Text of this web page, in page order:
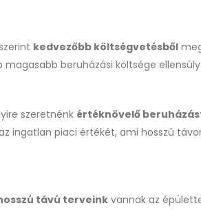
kedvezőbb költségvetésből
beruházási költsége
szeretnénk értéknövelő
ingatlan piaci értékét, ami hosszú
távú terveink vannak az